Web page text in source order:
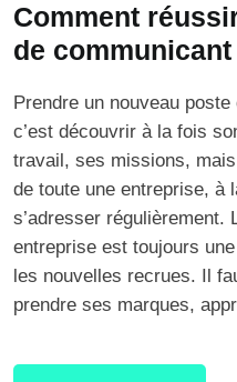
Comment
de
Prendre un nouveau
c’est découvrir à la fois
travail, ses missions,
de toute une entreprise, à
s’adresser régulièrement.
entreprise est toujours
les nouvelles recrues. Il
prendre ses marques,